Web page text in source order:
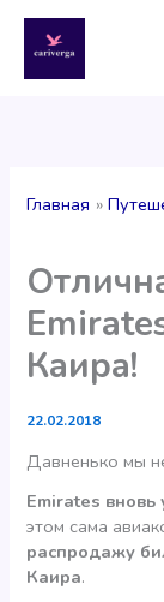
содержимому
Главная
Каира!
22.02.2018
Давненько мы
Emirates вновь
этом сама
распродажу
Каира.